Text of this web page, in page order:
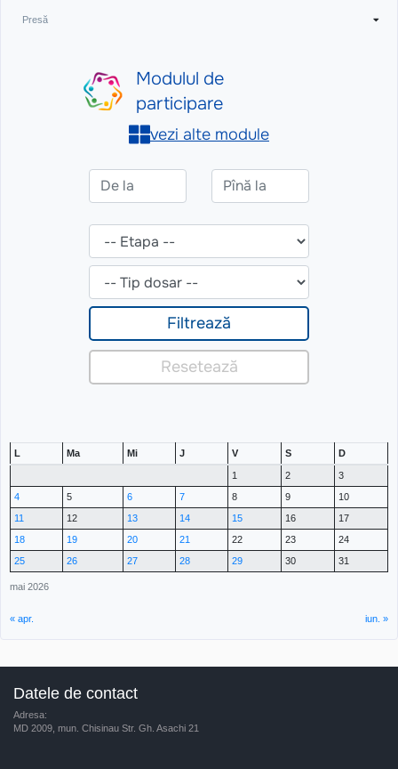
Presă
mai 2026
L Ma Mi J V S D
1 2
3
4
5 6 7 8 9
10
11
12 13 14 15 16
17
18
19 20 21 22 23
24
25
26 27 28 29 30 31
« apr. iun. »
Datele de contact
Adresa:
MD 2009, mun. Chisinau Str. Gh. Asachi 21